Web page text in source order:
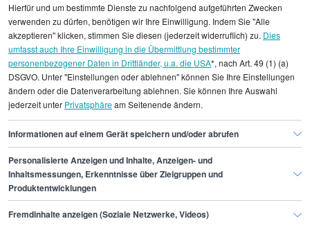
statistischen Erhebungen durch StepStone. Es sind
Durchschnittswerte und die Angaben können nicht
einzelnen Stellenangeboten zugeordnet werden.
Gehaltsinformationen Design
Konzeptionist/in
Konzeptionist/in Bochum
Finde den Job,
der zu dir passt.
Hierfür und um bestimmte Dienste zu nachfolgend aufgeführten Zwecken
verwenden zu dürfen, benötigen wir Ihre Einwilligung. Indem Sie "Alle
akzeptieren" klicken, stimmen Sie diesen (jederzeit widerruflich) zu. Dies
umfasst auch Ihre Einwilligung in die Übermittlung bestimmter
personenbezogener Daten in Drittländer, u.a. die USA*, nach Art. 49 (1) (a)
DSGVO. Unter "Einstellungen oder ablehnen" können Sie Ihre Einstellungen
ändern oder die Datenverarbeitung ablehnen. Sie können Ihre Auswahl
jederzeit unter Privatsphäream Seitenende ändern.
Informationen auf einem Gerät speichern und/oder abrufen
Personalisierte Anzeigen und Inhalte, Anzeigen- und
Inhaltsmessungen, Erkenntnisse über Zielgruppen und
Produktentwicklungen
Fremdinhalte anzeigen (Soziale Netzwerke, Videos)